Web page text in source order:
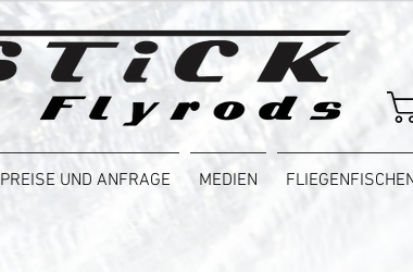
PREISE UND ANFRAGE MEDIEN